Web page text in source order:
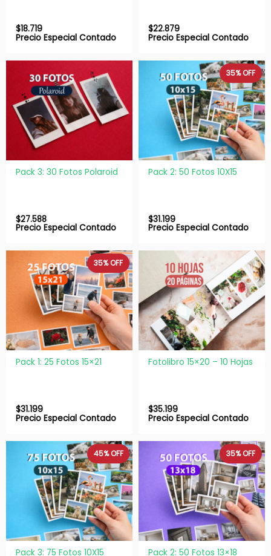
$18.719
Precio Especial Contado
$22.879
Precio Especial Contado
Pack 3: 30 Fotos Polaroid
$27.588
Precio Especial Contado
35%OFF
Pack 2: 50 Fotos 10X15
$31.199
Precio Especial Contado
35%OFF
Pack 1: 25 Fotos 15×21
$31.199
Precio Especial Contado
Fotolibro 15×20 – 10 Hojas
$35.199
Precio Especial Contado
45%OFF
Pack 3: 75 Fotos 10X15
35%OFF
Pack 2: 50 Fotos 13×18